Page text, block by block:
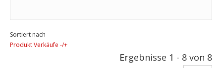
Sortiert nach
Produkt Verkäufe -/+
Ergebnisse 1 - 8 von 8